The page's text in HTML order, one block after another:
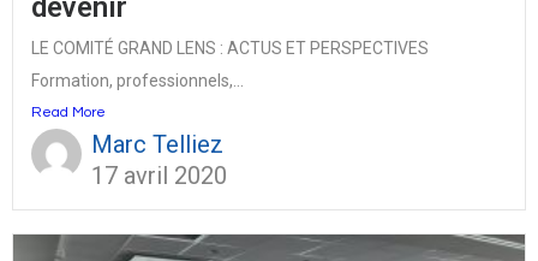
devenir
LE COMITÉ GRAND LENS : ACTUS ET PERSPECTIVES
Formation, professionnels,...
Read More
Marc Telliez
17 avril 2020